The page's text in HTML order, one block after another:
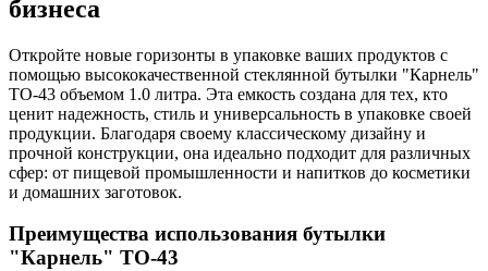
бизнеса
Откройте новые горизонты в упаковке ваших продуктов с
помощью высококачественной стеклянной бутылки "Карнель"
TO-43 объемом 1.0 литра. Эта емкость создана для тех, кто
ценит надежность, стиль и универсальность в упаковке своей
продукции. Благодаря своему классическому дизайну и
прочной конструкции, она идеально подходит для различных
сфер: от пищевой промышленности и напитков до косметики
и домашних заготовок.
Преимущества использования бутылки
"Карнель" TO-43